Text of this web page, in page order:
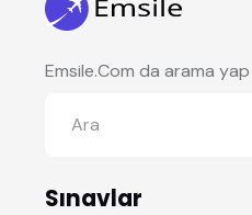
Emsile.Com da arama yap
Sınavlar